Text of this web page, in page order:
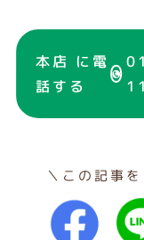
本店 に電
話する
＼この記事